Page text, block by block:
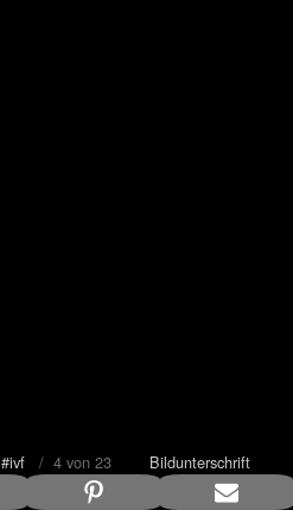
#ivf / 4 von 23 Bildunterschrift
anzeigen